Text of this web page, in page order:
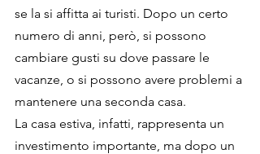
se la si affitta ai turisti. Dopo un certo
numero di anni, però, si possono
cambiare gusti su dove passare le
vacanze, o si possono avere problemi a
mantenere una seconda casa.
La casa estiva, infatti, rappresenta un
investimento importante, ma dopo un